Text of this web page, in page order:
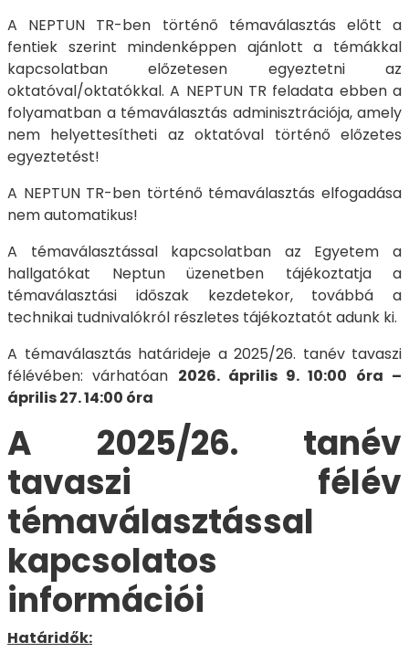
A NEPTUN TR-ben történő témaválasztás előtt a
fentiek szerint mindenképpen ajánlott a témákkal
kapcsolatban előzetesen egyeztetni az
oktatóval/oktatókkal. A NEPTUN TR feladata ebben a
folyamatban a témaválasztás adminisztrációja, amely
nem helyettesítheti az oktatóval történő előzetes
egyeztetést!
A NEPTUN TR-ben történő témaválasztás elfogadása
nem automatikus!
A témaválasztással kapcsolatban az Egyetem a
hallgatókat Neptun üzenetben tájékoztatja a
témaválasztási időszak kezdetekor, továbbá a
technikai tudnivalókról részletes tájékoztatót adunk ki.
A témaválasztás határideje a 2025/26. tanév tavaszi
félévében: várhatóan 2026. április 9. 10:00 óra –
április 27. 14:00 óra
A 2025/26. tanév
tavaszi félév
témaválasztással
kapcsolatos
információi
Határidők: